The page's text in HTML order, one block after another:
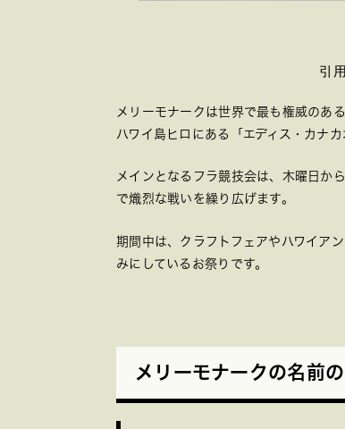
引
メリーモナークは世界で最も権威のあ
ハワイ島ヒロにある「エディス・カナ
メインとなるフラ競技会は、木曜日か
で熾烈な戦いを繰り広げます。
期間中は、クラフトフェアやハワイア
みにしているお祭りです。
メリーモナークの名前